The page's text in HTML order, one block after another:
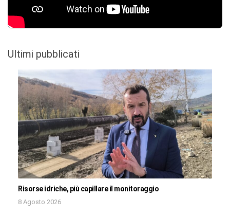
Ultimi pubblicati
Risorse idriche, più capillare il monitoraggio
8 Agosto 2026